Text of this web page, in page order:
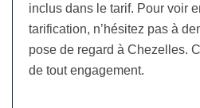
inclus dans le tarif. Pour voir
tarification, n’hésitez pas à
pose de regard à Chezelles.
de tout engagement.